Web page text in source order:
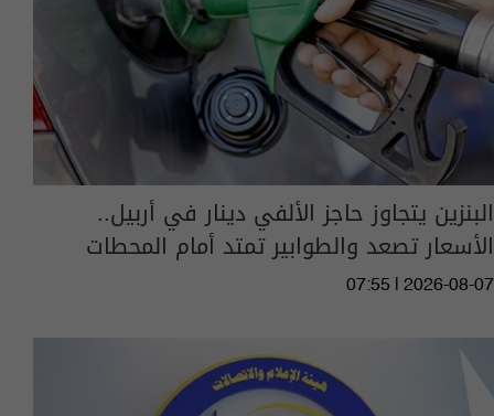
البنزين يتجاوز حاجز الألفي دينار في أربيل..
الأسعار تصعد والطوابير تمتد أمام المحطات
07:55 | 2026-08-07